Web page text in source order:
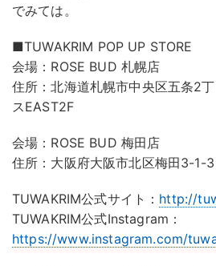
でみては。
■TUWAKRIM POP UP STORE
会場：ROSE BUD 札幌店
住所：北海道札幌市中央区五条2
スEAST2F
会場：ROSE BUD 梅田店
住所：大阪府大阪市北区梅田3-1-
TUWAKRIM公式サイト： http://
TUWAKRIM公式Instagram：
https://www.instagram.com/